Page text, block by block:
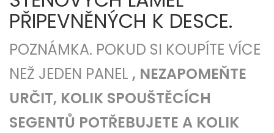
PŘIPEVNĚNÝCH K DESCE.
POZNÁMKA. POKUD SI KOUPÍTE VÍCE
NEŽ JEDEN PANEL , NEZAPOMEŇTE
URČIT, KOLIK SPOUŠTĚCÍCH
SEGENTŮ POTŘEBUJETE A KOLIK